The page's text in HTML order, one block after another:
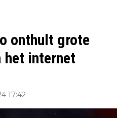
onthult grote
internet
17:42